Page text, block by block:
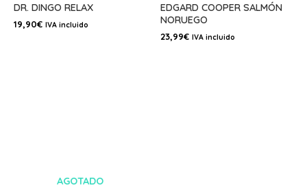
DR. DINGO RELAX
19,90€ IVA incluido
EDGARD COOPER SALMÓN
NORUEGO
23,99€ IVA incluido
AGOTADO